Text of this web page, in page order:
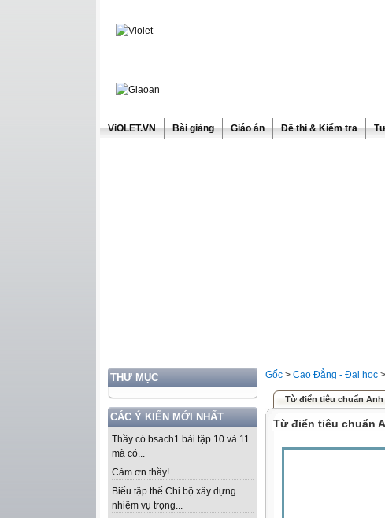
ViOLET.VN Bài giảng Giáo án Đề thi & Kiểm tra
THƯ MỤC
CÁC Ý KIẾN MỚI NHẤT
Thầy có bsach1 bài tập 10 và 11
mà có...
Cảm ơn thầy!...
Biểu tập thể Chi bộ xây dựng
nhiệm vụ trọng...
Gốc > Cao Đẳng - Đại học >
Từ điển tiêu chuẩn Anh
Từ điển tiêu chuẩn